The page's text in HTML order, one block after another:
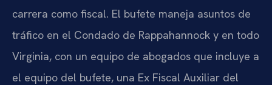
carrera como fiscal. El bufete maneja asuntos de
tráfico en el Condado de Rappahannock y en todo
Virginia, con un equipo de abogados que incluye a
el equipo del bufete, una Ex Fiscal Auxiliar del